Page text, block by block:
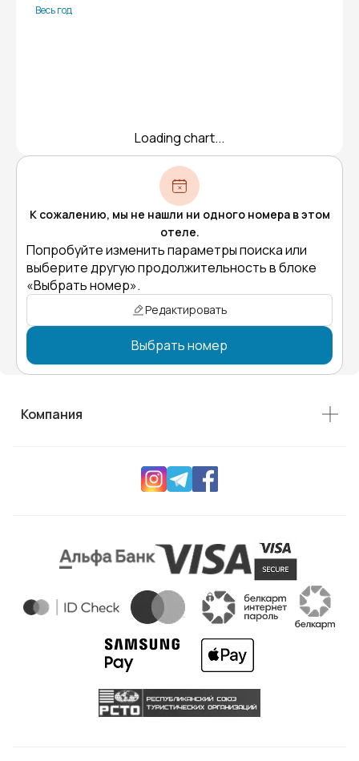
Весь год
Loading chart...
К сожалению, мы не нашли ни одного номера в этом
отеле.
Попробуйте изменить параметры поиска или
выберите другую продолжительность в блоке
«Выбрать номер».
Редактировать
Выбрать номер
Компания